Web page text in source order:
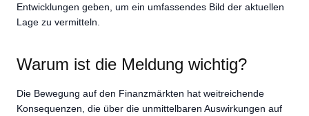
Entwicklungen geben, um ein umfassendes Bild der aktuellen
Lage zu vermitteln.
Warum ist die Meldung wichtig?
Die Bewegung auf den Finanzmärkten hat weitreichende
Konsequenzen, die über die unmittelbaren Auswirkungen auf